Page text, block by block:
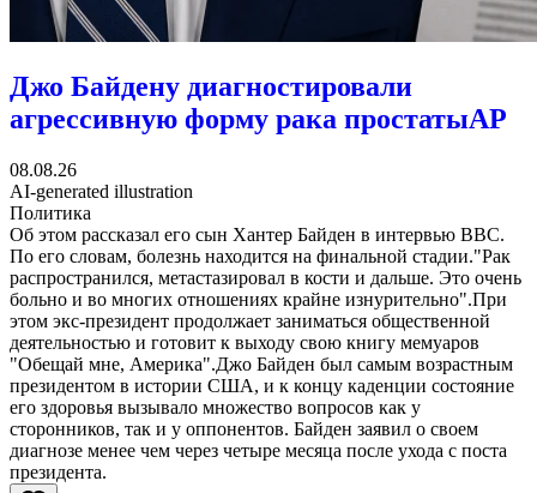
Джо Байдену диагностировали
агрессивную форму рака простатыAP
08.08.26
AI-generated illustration
Политика
Об этом рассказал его сын Хантер Байден в интервью BBC.
По его словам, болезнь находится на финальной стадии."Рак
распространился, метастазировал в кости и дальше. Это очень
больно и во многих отношениях крайне изнурительно".При
этом экс-президент продолжает заниматься общественной
деятельностью и готовит к выходу свою книгу мемуаров
"Обещай мне, Америка".Джо Байден был самым возрастным
президентом в истории США, и к концу каденции состояние
его здоровья вызывало множество вопросов как у
сторонников, так и у оппонентов. Байден заявил о своем
диагнозе менее чем через четыре месяца после ухода с поста
президента.